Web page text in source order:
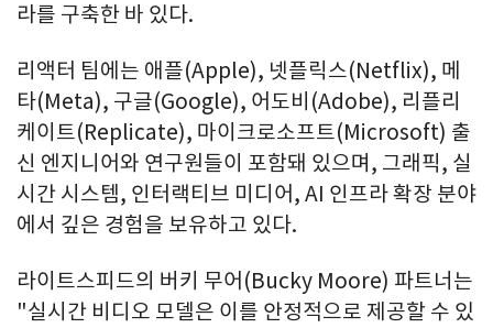
라를 구축한 바 있다.
리액터 팀에는 애플(Apple), 넷플릭스(Netflix), 메
타(Meta), 구글(Google), 어도비(Adobe), 리플리
케이트(Replicate), 마이크로소프트(Microsoft) 출
신 엔지니어와 연구원들이 포함돼 있으며, 그래픽, 실
시간 시스템, 인터랙티브 미디어, AI 인프라 확장 분야
에서 깊은 경험을 보유하고 있다.
라이트스피드의 버키 무어(Bucky Moore) 파트너는
"실시간 비디오 모델은 이를 안정적으로 제공할 수 있